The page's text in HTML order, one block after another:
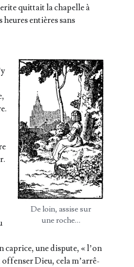
quit­tait la cha­pelle à
entières sans
De loin, assise sur
une roche…
caprice, une dis­pute, « l’on
offen­ser Dieu, cela m’ar­rê­